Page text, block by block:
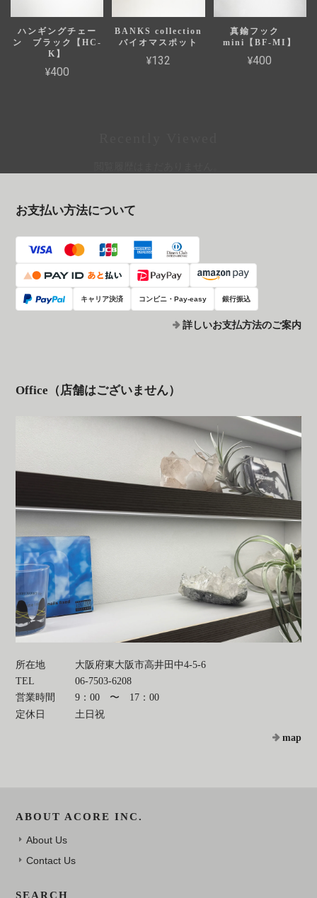
ハンギングチェー
ン ブラック【HC-
K】
¥400
BANKS collection
バイオマスポット
¥132
真鍮フック
mini【BF-MI】
¥400
お支払い方法について
キャリア決済 コンビニ・Pay-easy 銀行振込
詳しいお支払方法のご案内
Office（店舗はございません）
所在地
大阪府東大阪市高井田中4-5-6
TEL
06-7503-6208
営業時間
9：00 〜 17：00
定休日
土日祝
map
ABOUT ACORE INC.
About Us
Contact Us
SEARCH